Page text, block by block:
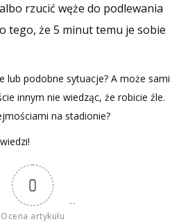
rzucić węże do podlewania
tego, że 5 minut temu je sobie
lub podobne sytuacje? A może sami
innym nie wiedząc, że robicie źle.
na stadionie?
0
Ocena artykułu